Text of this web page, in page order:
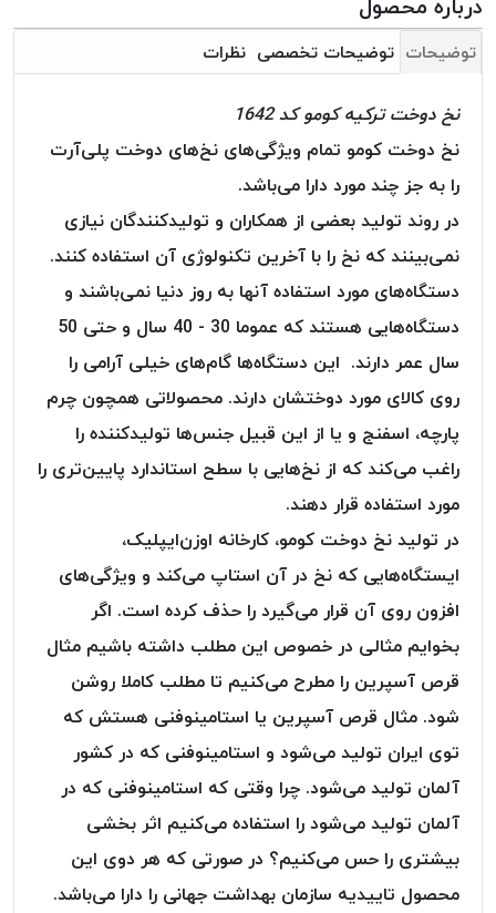
بافت
بدون
موم
KORD
نخ
توری
پلیسه
نخ
توری
پلیسه
OMEGA
نخ
توری
پلیسه
پلاس
PPLUS
نخ
توری
پلیسه
بتا
KORD
BETA
دوک
های
متراژ
پایین
امگا
OMEGA
توضیحات توضیحات تخصصی نظرات
نخ دوخت ترکیه کومو کد 1642
نخ دوخت کومو تمام ویژگی‌های نخ‌های دوخت پلی‌آرت
را به جز چند مورد دارا می‌باشد.
در روند تولید بعضی از همکاران و تولید‌کنندگان نیازی
نمی‌بینند که نخ را با آخرین تکنولوژی آن استفاده کنند.
دستگاه‌های مورد استفاده آنها به روز دنیا نمی‌باشند و
دستگاه‌هایی هستند که عموما 30 - 40 سال و حتی 50
سال عمر دارند. این دستگاه‌ها گام‌های خیلی آرامی را
روی کالای مورد دوختشان دارند. محصولاتی همچون چرم
پارچه، اسفنج و یا از این قبیل جنس‌ها تولیدکننده را
راغب می‌کند که از نخ‌هایی با سطح استاندارد پایین‌تری را
مورد استفاده قرار دهند.
در تولید نخ دوخت کومو، کارخانه اوزن‌ایپلیک،
ایستگاه‌هایی که نخ در آن استاپ می‌کند و ویژگی‌های
افزون روی آن قرار می‌گیرد را حذف کرده است. اگر
بخوایم مثالی در خصوص این مطلب داشته باشیم مثال
قرص آسپرین را مطرح می‌کنیم تا مطلب کاملا روشن
شود. مثال قرص آسپرین یا استامینوفنی هستش که
توی ایران تولید می‌شود و استامینوفنی که در کشور
آلمان تولید می‌شود. چرا وقتی که استامینوفنی که در
آلمان تولید می‌شود را استفاده می‌کنیم اثر بخشی
بیشتری را حس می‌کنیم؟ در صورتی که هر دوی این
محصول تاییدیه سازمان بهداشت جهانی را دارا می‌باشد.